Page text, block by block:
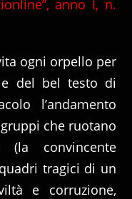
anno I, n.
ogni orpello per
del bel testo di
l’andamento
che ruotano
(la convincente
tragici di un
e corruzione,